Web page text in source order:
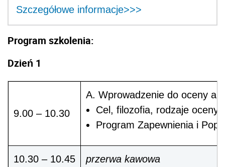
Szczegółowe informacje>>>
Program szkolenia:
Dzień 1
9.00 – 10.30
A. Wprowadzenie do oceny
Cel, filozofia, rodzaje oceny
Program Zapewnienia i
10.30 – 10.45 przerwa kawowa